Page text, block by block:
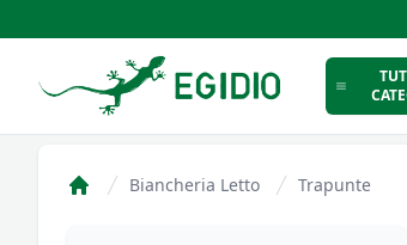
Intimo Egidio
Biancheria Letto Trapunte